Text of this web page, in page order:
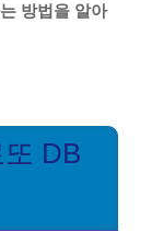
방법을 알아
DB